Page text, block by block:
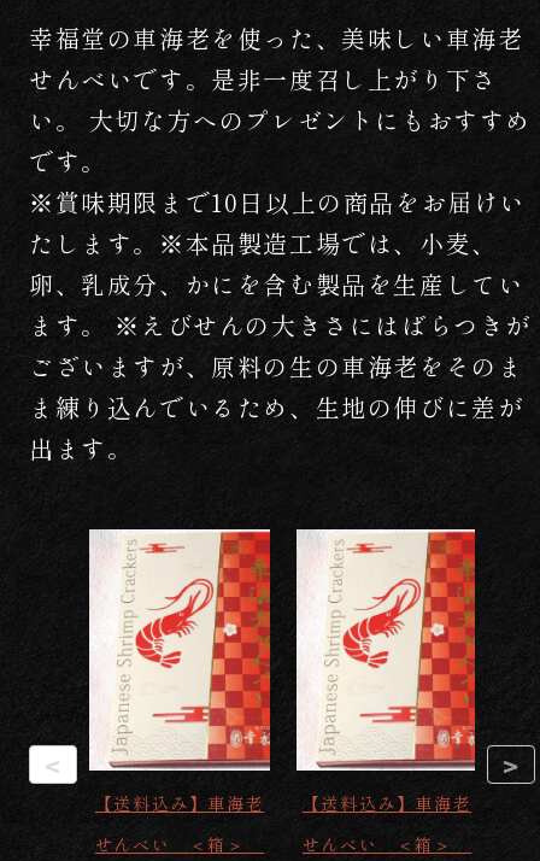
幸福堂の車海老を使った、美味しい車海老
せんべいです。是非一度召し上がり下さ
い。 大切な方へのプレゼントにもおすすめ
です。
※賞味期限まで10日以上の商品をお届けい
たします。※本品製造工場では、小麦、
卵、乳成分、かにを含む製品を生産してい
ます。 ※えびせんの大きさにはばらつきが
ございますが、原料の生の車海老をそのま
ま練り込んでいるため、生地の伸びに差が
出ます。
【送料込み】車海老
せんべい ＜箱＞
【送料込み】車海老
せんべい ＜箱＞
< >